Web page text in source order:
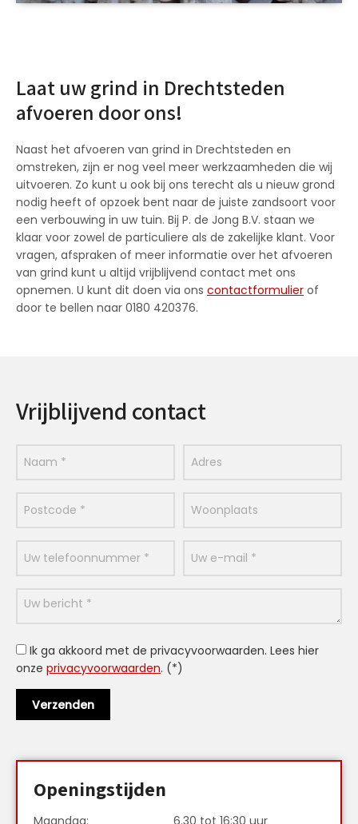
Laat uw grind in Drechtsteden
afvoeren door ons!
Naast het afvoeren van grind in Drechtsteden en
omstreken, zijn er nog veel meer werkzaamheden die wij
uitvoeren. Zo kunt u ook bij ons terecht als u nieuw grond
nodig heeft of opzoek bent naar de juiste zandsoort voor
een verbouwing in uw tuin. Bij P. de Jong B.V. staan we
klaar voor zowel de particuliere als de zakelijke klant. Voor
vragen, afspraken of meer informatie over het afvoeren
van grind kunt u altijd vrijblijvend contact met ons
opnemen. U kunt dit doen via ons contactformulier of
door te bellen naar 0180 420376.
Vrijblijvend contact
Ik ga akkoord met de privacyvoorwaarden. Lees hier
onze privacyvoorwaarden. (*)
Openingstijden
Maandag:
6.30 tot 16:30 uur